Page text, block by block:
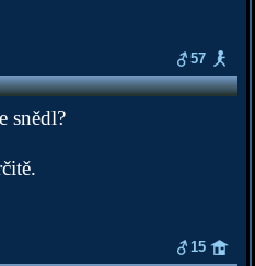
57
snědl?
15